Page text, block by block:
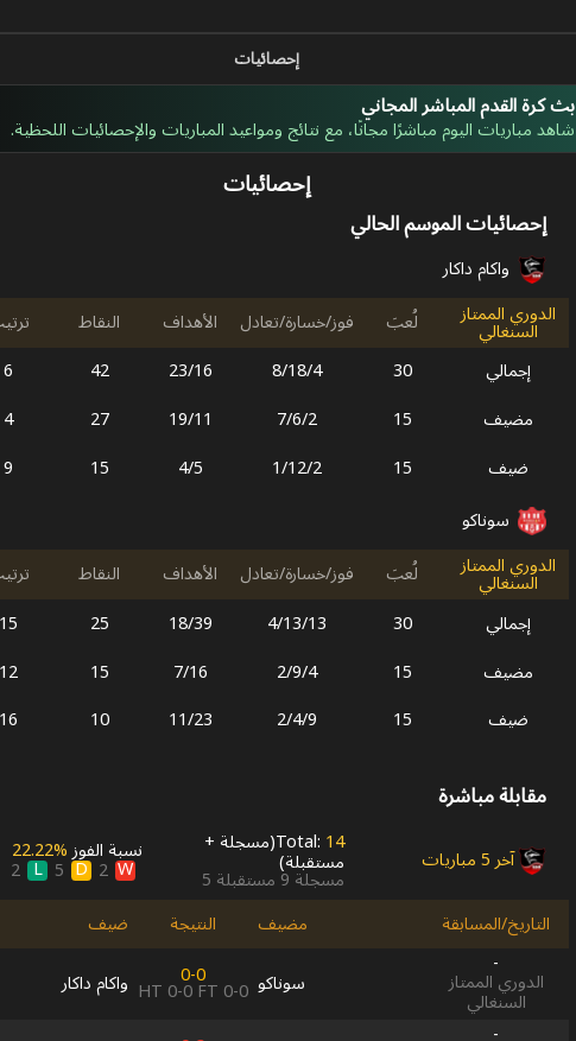
إحصائيات
بث كرة القدم المباشر المجاني
شاهد مباريات اليوم مباشرًا مجانًا، مع نتائج ومواعيد المباريات والإحصائيات اللحظية.
إحصائيات
إحصائيات الموسم الحالي
واكام داكار
الدوري الممتاز
السنغالي لُعبَ فوز/خسارة/تعادل الأهداف النقاط
إجمالي
30
8/18/4
23/16
42
6
مضيف
15
7/6/2
19/11
27
4
ضيف
15
1/12/2
4/5
15
9
سوناكو
الدوري الممتاز
السنغالي لُعبَ فوز/خسارة/تعادل الأهداف النقاط
إجمالي
30
4/13/13
18/39
25
15
مضيف
15
2/9/4
7/16
15
12
ضيف
15
2/4/9
11/23
10
16
مقابلة مباشرة
آخر 5 مباريات Total:14
(مسجلة+
مستقبلة) مسجلة9مستقبلة5
نسبة الفوز22.22‎%‎
W
2
D
5
L
2
التاريخ/المسابقة
مضيف النتيجة
ضيف
-
الدوري الممتاز
السنغالي
سوناكو 0-0
HT0-0FT0-0
واكام داكار